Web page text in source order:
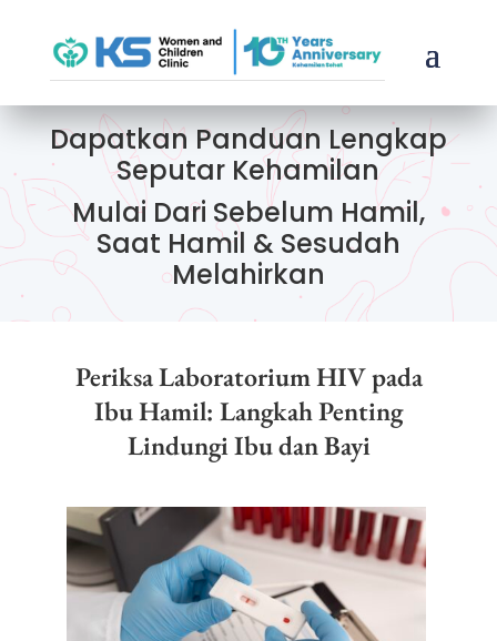
Dapatkan Panduan Lengkap
Seputar Kehamilan
Mulai Dari Sebelum Hamil,
Saat Hamil & Sesudah
Melahirkan
Periksa Laboratorium HIV pada
Ibu Hamil: Langkah Penting
Lindungi Ibu dan Bayi